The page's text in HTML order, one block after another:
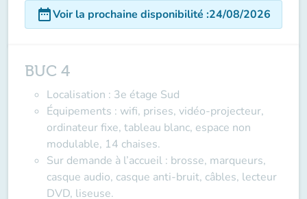
date_rangeVoir la prochaine disponibilité :24/08/2026
BUC 4
Localisation : 3e étage Sud
Équipements : wifi, prises, vidéo-projecteur,
ordinateur fixe, tableau blanc, espace non
modulable, 14 chaises.
Sur demande à l’accueil : brosse, marqueurs,
casque audio, casque anti-bruit, câbles, lecteur
DVD, liseuse.